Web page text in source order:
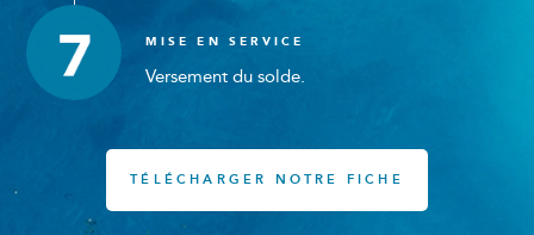
MISE EN SERVICE
Versement du solde.
TÉLÉCHARGER NOTRE FICHE